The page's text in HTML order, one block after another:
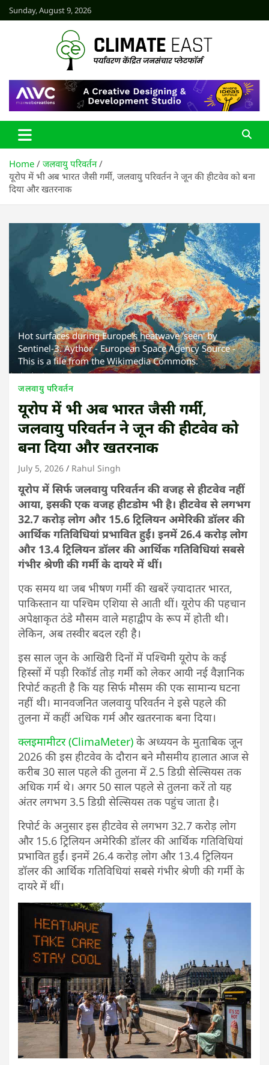
Skip
to
Sunday, August 9, 2026
CLIMATE EAST
Home
जलवायु परिवर्तन
यूरोप में भी अब भारत जैसी गर्मी, जलवायु परिवर्तन ने जून की हीटवेव को बना
दिया और खतरनाक
Hot surfaces during Europe's heatwave 'seen' by
Sentinel-3. Aythor - European Space Agency Source -
This is a file from the Wikimedia Commons.
जलवायु परिवर्तन
यूरोप में भी अब भारत जैसी गर्मी,
जलवायु परिवर्तन ने जून की हीटवेव को
बना दिया और खतरनाक
July 5, 2026 Rahul Singh
यूरोप में सिर्फ जलवायु परिवर्तन की वजह से हीटवेव नहीं
आया, इसकी एक वजह हीटडोम भी है। हीटवेव से लगभग
32.7 करोड़ लोग और 15.6 ट्रिलियन अमेरिकी डॉलर की
आर्थिक गतिविधियां प्रभावित हुईं। इनमें 26.4 करोड़ लोग
और 13.4 ट्रिलियन डॉलर की आर्थिक गतिविधियां सबसे
गंभीर श्रेणी की गर्मी के दायरे में थीं।
एक समय था जब भीषण गर्मी की खबरें ज़्यादातर भारत,
पाकिस्तान या पश्चिम एशिया से आती थीं। यूरोप की पहचान
अपेक्षाकृत ठंडे मौसम वाले महाद्वीप के रूप में होती थी।
लेकिन, अब तस्वीर बदल रही है।
इस साल जून के आखिरी दिनों में पश्चिमी यूरोप के कई
हिस्सों में पड़ी रिकॉर्ड तोड़ गर्मी को लेकर आयी नई वैज्ञानिक
रिपोर्ट कहती है कि यह सिर्फ मौसम की एक सामान्य घटना
नहीं थी। मानवजनित जलवायु परिवर्तन ने इसे पहले की
तुलना में कहीं अधिक गर्म और खतरनाक बना दिया।
क्लइमामीटर (ClimaMeter) के अध्ययन के मुताबिक जून
2026 की इस हीटवेव के दौरान बने मौसमीय हालात आज से
करीब 30 साल पहले की तुलना में 2.5 डिग्री सेल्सियस तक
अधिक गर्म थे। अगर 50 साल पहले से तुलना करें तो यह
अंतर लगभग 3.5 डिग्री सेल्सियस तक पहुंच जाता है।
रिपोर्ट के अनुसार इस हीटवेव से लगभग 32.7 करोड़ लोग
और 15.6 ट्रिलियन अमेरिकी डॉलर की आर्थिक गतिविधियां
प्रभावित हुईं। इनमें 26.4 करोड़ लोग और 13.4 ट्रिलियन
डॉलर की आर्थिक गतिविधियां सबसे गंभीर श्रेणी की गर्मी के
दायरे में थीं।